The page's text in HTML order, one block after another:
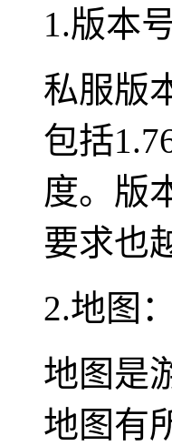
1.版本号
私服版
包括
度。版
要求也
2.地图：
地图是
地图有